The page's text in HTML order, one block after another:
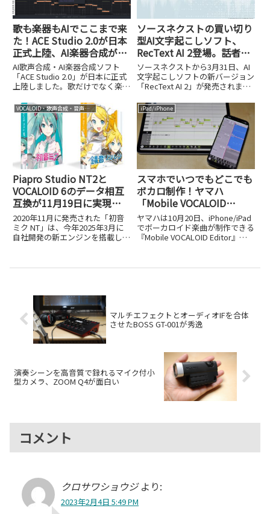
歌も楽器もAIでここまで来
た！ACE Studio 2.0が日本
正式上陸、AI楽器合成が別
次元に進化
AI歌声合成・AI楽器合成ソフト
「ACE Studio 2.0」が日本に正式
上陸しました。歌だけでなく楽器
トを解説します。
ソースネクストの買い切り
型AI文字起こしソフト、
RecText AI 2登場。話者分
離機能を新搭載し、グレー
ドアップした最新版をチェ
ック
ソースネクストから3月31日、AI
文字起こしソフトの新バージョン
「RecText AI 2」が発売されまし
ウンロード版で、初代と同じく買
い切り型・オフライン処理という
基本コンセプトを引き継ぎつつ、
複数の新機...
VOCALOID・歌声合成・音声合成
Piapro Studio NT2と
VOCALOID 6のデータ相互
互換が11月19日に実現。
鏡音リン・レンNTリリー
スを機に加速するNTプロ
ジェクト
2020年11月に発売された「初音
ミク NT」は、今年2025年3月に
自社開発の新エンジンを搭載した
ップデートされました（過去記事
iPad/iPhone
スマホでいつでもどこでも
ボカロ制作！ヤマハ
「Mobile VOCALOID
Editor」がAI対応でパワー
アップ
ヤマハは10月20日、iPhone/iPad
でボーカロイド楽曲が制作できる
『Mobile VOCALOID Editor』の
格設定に加え、14日間の無料体
マルチエフェクトとオーディオIFを合体
させたBOSS GT-001が秀逸
演奏シーンを高音質で録れるマイク付小
型カメラ、ZOOM Q4が面白い
コメント
クロサワショウジ より:
2023年2月4日 5:49 PM